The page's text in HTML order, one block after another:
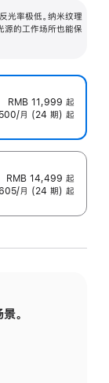
光率极低。纳米纹理
源的工作场所也能保
RMB 11,999 起
月 (24 期) 起
RMB 14,499 起
月 (24 期) 起
。